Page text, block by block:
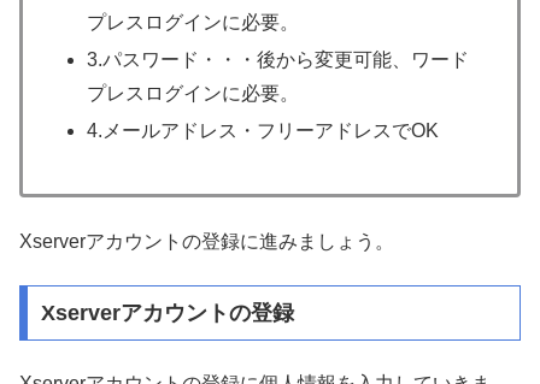
プレスログインに必要。
3.パスワード・・・後から変更可能、ワード
プレスログインに必要。
4.メールアドレス・フリーアドレスでOK
Xserverアカウントの登録に進みましょう。
Xserverアカウントの登録